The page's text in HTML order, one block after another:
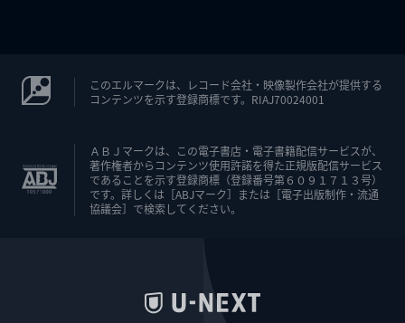
このエルマークは、レコード会社・映像製作会社が提供する
コンテンツを示す登録商標です。RIAJ70024001
ＡＢＪマークは、この電子書店・電子書籍配信サービスが、
著作権者からコンテンツ使用許諾を得た正規版配信サービス
であることを示す登録商標（登録番号第６０９１７１３号）
です。詳しくは［ABJマーク］または［電子出版制作・流通
協議会］で検索してください。